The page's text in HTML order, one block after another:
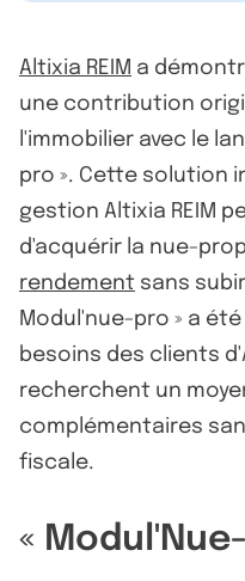
Altixia REIM a
une contribution
l'immobilier avec le
pro ». Cette solution
gestion Altixia REIM
d'acquérir la nue-
rendement sans
Modul'nue-pro » a
besoins des clients
recherchent un
complémentaires
fiscale.
«